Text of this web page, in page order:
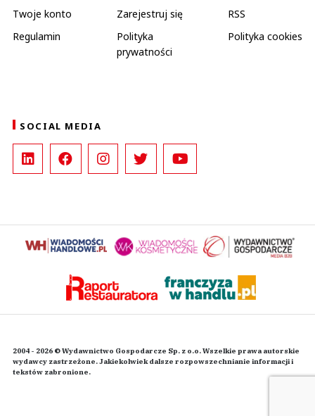
Twoje konto
Zarejestruj się
RSS
Regulamin
Polityka
prywatności
Polityka cookies
SOCIAL MEDIA
2004 - 2026 © Wydawnictwo Gospodarcze Sp. z o.o. Wszelkie prawa autorskie
wydawcy zastrzeżone. Jakiekolwiek dalsze rozpowszechnianie informacji i
tekstów zabronione.